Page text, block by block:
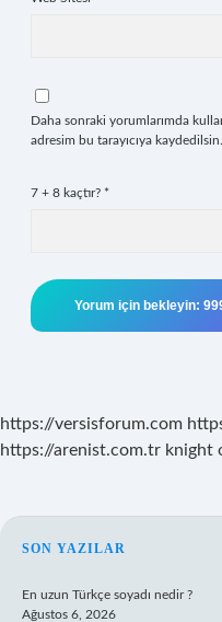
Daha sonraki yorumlarımda
adresim bu tarayıcıya kaydedilsin.
7 + 8 kaçtır? *
https://versisforum.com
https://arenist.com.tr knight
SIDEBAR
SON YAZILAR
En uzun Türkçe soyadı nedir ?
Ağustos 6, 2026